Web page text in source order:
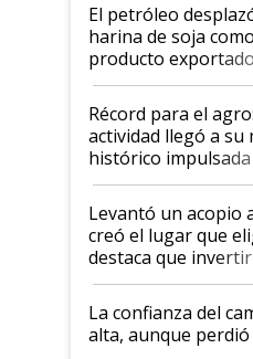
El petróleo
harina de soja
producto
el agro aportó casi
diez dólares y
liderazgo en un
récord
Récord para el
actividad llegó a su
histórico
cosecha y las
Levantó un acopio
creó el lugar que
destaca que
kirchnerismo era
plata a un hijo para
Juan Félix Rossetti,
que de una dura
La confianza del
alta, aunque